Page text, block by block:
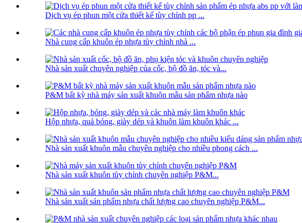
Dịch vụ ép phun một cửa thiết kế tùy chỉnh pp ...
Nhà cung cấp khuôn ép nhựa tùy chỉnh nhà ...
Nhà sản xuất chuyên nghiệp của cốc, bộ đồ ăn, tóc và...
P&M bất kỳ nhà máy sản xuất khuôn mẫu sản phẩm nhựa nào
Hộp nhựa, quả bóng, giày dép và khuôn làm khuôn khác ...
Nhà sản xuất khuôn mẫu chuyên nghiệp cho nhiều phong cách ...
Nhà sản xuất khuôn tùy chỉnh chuyên nghiệp P&M...
Nhà sản xuất sản phẩm nhựa chất lượng cao chuyên nghiệp P&M...